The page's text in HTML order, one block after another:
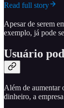
Read full story
Apesar de serem
exemplo, já pode
Usuário
Além de aumentar
dinheiro, a